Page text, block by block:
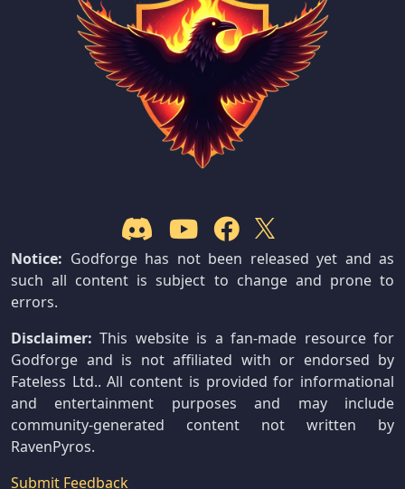
Notice: Godforge has not been released yet and as
such all content is subject to change and prone to
errors.
Disclaimer: This website is a fan-made resource for
Godforge and is not affiliated with or endorsed by
Fateless Ltd.. All content is provided for informational
and entertainment purposes and may include
community-generated content not written by
RavenPyros.
Submit Feedback